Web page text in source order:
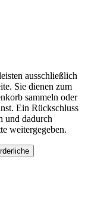
ausschließlich
Sie dienen zum
sammeln oder
Ein Rückschluss
und dadurch
weitergegeben.